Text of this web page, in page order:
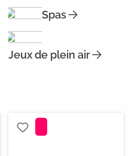
Spas
Jeux de plein air